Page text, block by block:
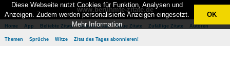
www.berühmte-zitate.de
Home App Beliebte Zitate Besten Zitate Neue Zitate Zufällige Zitate Autoren
Themen Sprüche Witze Zitat des Tages abonnieren!
Diese Webseite nutzt Cookies für Funktion, Analysen und
Anzeigen. Zudem werden personalisierte Anzeigen eingesetzt.
Mehr Information
OK